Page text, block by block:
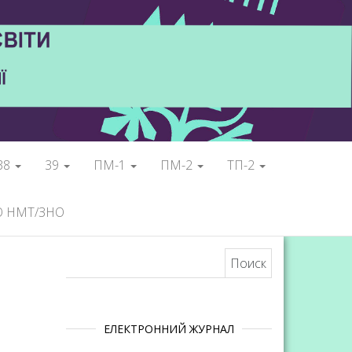
39 ПМ-1 ПМ-2 ТП-2
НМТ/ЗНО
ЕЛЕКТРОННИЙ ЖУРНАЛ